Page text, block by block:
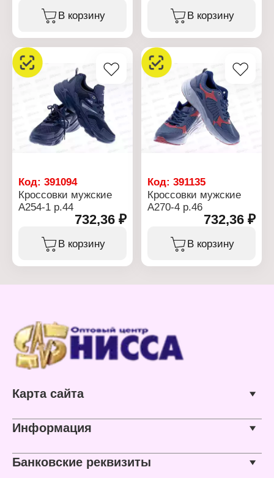
В корзину В корзину
Код: 391094
Кроссовки мужские
А254-1 р.44
732,36 ₽
В корзину
Код:391135
Кроссовки мужские
А270-4 р.46
732,36 ₽
В корзину
Карта сайта
Информация
Банковские реквизиты